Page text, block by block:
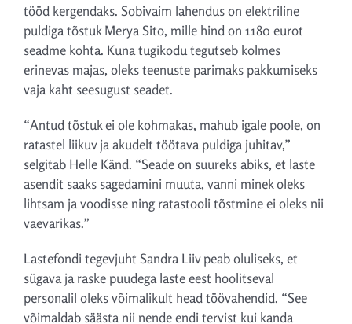
tööd kergendaks. Sobivaim lahendus on elektriline
puldiga tõstuk Merya Sito, mille hind on 1180 eurot
seadme kohta. Kuna tugikodu tegutseb kolmes
erinevas majas, oleks teenuste parimaks pakkumiseks
vaja kaht seesugust seadet.
“Antud tõstuk ei ole kohmakas, mahub igale poole, on
ratastel liikuv ja akudelt töötava puldiga juhitav,”
selgitab Helle Känd. “Seade on suureks abiks, et laste
asendit saaks sagedamini muuta, vanni minek oleks
lihtsam ja voodisse ning ratastooli tõstmine ei oleks nii
vaevarikas.”
Lastefondi tegevjuht Sandra Liiv peab oluliseks, et
sügava ja raske puudega laste eest hoolitseval
personalil oleks võimalikult head töövahendid. “See
võimaldab säästa nii nende endi tervist kui kanda